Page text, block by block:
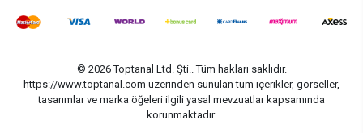
© 2026 Toptanal Ltd. Şti.. Tüm hakları saklıdır.
https://www.toptanal.com üzerinden sunulan tüm içerikler, görseller,
tasarımlar ve marka öğeleri ilgili yasal mevzuatlar kapsamında
korunmaktadır.